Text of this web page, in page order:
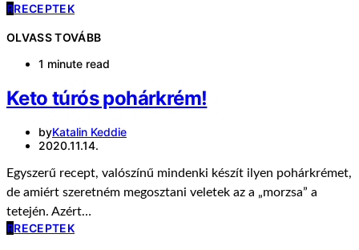
RRECEPTEK
OLVASS TOVÁBB
1 minute read
Keto túrós pohárkrém!
byKatalin Keddie
2020.11.14.
Egyszerű recept, valószínű mindenki készít ilyen pohárkrémet,
de amiért szeretném megosztani veletek az a „morzsa” a
tetején. Azért…
RRECEPTEK